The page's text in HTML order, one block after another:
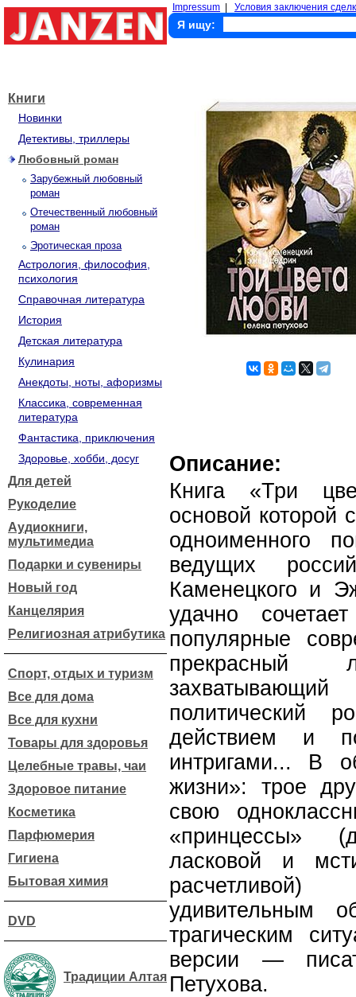
Impressum Условия заключения
Я ищу:
Книги
Новинки
Детективы, триллеры
Любовный роман
Зарубежный любовный
роман
Отечественный любовный
роман
Эротическая проза
Астрология, философия,
психология
Справочная литература
История
Детская литература
Кулинария
Анекдоты, ноты, афоризмы
Классика, современная
литература
Фантастика, приключения
Здоровье, хобби, досуг
Для детей
Рукоделие
Аудиокниги,
мультимедиа
Подарки и сувениры
Новый год
Канцелярия
Религиозная атрибутика
Спорт, отдых и туризм
Все для дома
Все для кухни
Товары для здоровья
Целебные травы, чаи
Здоровое питание
Косметика
Парфюмерия
Гигиена
Бытовая химия
DVD
Традиции Алтая
Описание:
Книга «Три
основой которой
одноименного
ведущих
Каменецкого и
удачно
популярные
политический
действием и
интригами... В
жизни»: трое
свою
«принцессы»
ласковой и
удивительным
трагическим
версии —
Петухова.